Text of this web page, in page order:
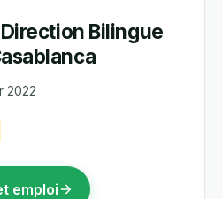
Bilingue
2022
emploi